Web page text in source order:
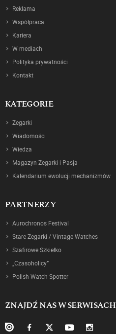
Reklama
Współpraca
Kariera
W mediach
Polityka prywatności
Kontakt
KATEGORIE
Zegarki
Wiadomości
Wiedza
Magazyn Zegarki i Pasja
Kalendarium ewolucji mechanizmów
PARTNERZY
Aurochronos Festival
Stare Zegarki / Vintage Watches
Szafirowe Szkiełko
„Czasoholicy”
Polish Watch Spotter
ZNAJDŹ NAS W SERWISACH